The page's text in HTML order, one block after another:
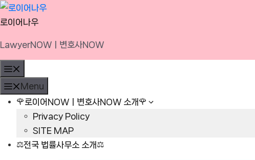
Skip
to
로이어나우
LawyerNOWㅣ변호사NOW
Menu
🌹로이어NOWㅣ변호사NOW 소개🌹
Privacy Policy
SITE MAP
⚖️전국 법률사무소 소개⚖️